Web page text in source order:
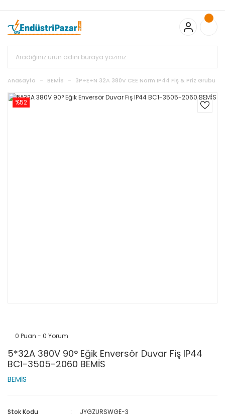
Bayonet J Tip Termokupul Ürünlerinde 50 Adet Alımlarda
Sepette Ekstra %5 İskonto...
50.000,00TL ve Üzeri EMKO Ürünleri
Alışverişlerinizde Sepette %5 EK İNDİRİM...
%15 İskonto... 50.000,00TL ve Üzeri GEMO Ürünleri
Alışverişlerinizde Sepette %3 EK İNDİRİM...
Standart Bayonet J Tip Termokupul Ürünlerinde 100 Adet
Anasayfa BEMİS 3P+E+N 32A 380V CEE Norm IP44 Fiş & Priz Grubu
%52
0 Puan - 0 Yorum
5*32A 380V 90° Eğik Enversör Duvar Fiş IP44
BC1-3505-2060 BEMİS
BEMİS
Stok Kodu
JYGZURSWGE-3